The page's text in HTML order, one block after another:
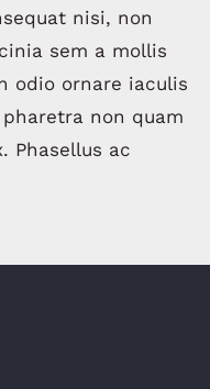
nisi, non
sem a mollis
odio ornare iaculis
non quam
Phasellus ac